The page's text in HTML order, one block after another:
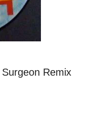
Remix